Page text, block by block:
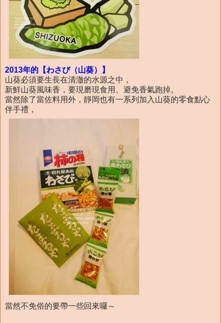
2013年的【わさび（山葵）】
山葵必須要生長在清澈的水源之中，
新鮮山葵風味香，要現磨現食用、避免香氣跑掉。
當然除了當佐料用外，靜岡也有一系列加入山葵的零食點心
伴手禮，
當然不免俗的要帶一些回來囉～